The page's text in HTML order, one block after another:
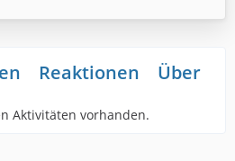
Reaktionen Über
Aktivitäten vorhanden.